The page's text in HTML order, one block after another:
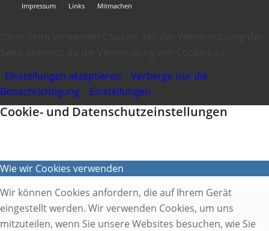
Impressum
Links Mitmachen
Einstellungen akzeptieren
Verberge nur die
Benachrichtigung
Einstellungen
Cookie- und Datenschutzeinstellungen
Wie wir Cookies verwenden
Wir können Cookies anfordern, die auf Ihrem Gerät
eingestellt werden. Wir verwenden Cookies, um uns
mitzuteilen, wenn Sie unsere Websites besuchen, wie Sie